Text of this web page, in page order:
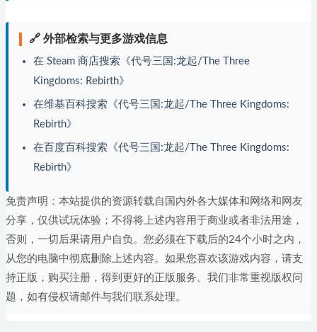
🔗 外部检索与更多游戏信息
在 Steam 商店搜索《代号三国:龙起/The Three
Kingdoms: Rebirth》
在维基百科搜索《代号三国:龙起/The Three Kingdoms:
Rebirth》
在百度百科搜索《代号三国:龙起/The Three Kingdoms:
Rebirth》
免责声明：本站提供的资源转载自国内外各大媒体和网络和网友
分享，仅供试玩体验；不得将上述内容用于商业或者非法用途，
否则，一切后果请用户自负。您必须在下载后的24个小时之内，
从您的电脑中彻底删除上述内容。如果您喜欢该游戏内容，请支
持正版，购买注册，得到更好的正版服务。我们非常重视版权问
题，如有侵权请邮件与我们联系处理。